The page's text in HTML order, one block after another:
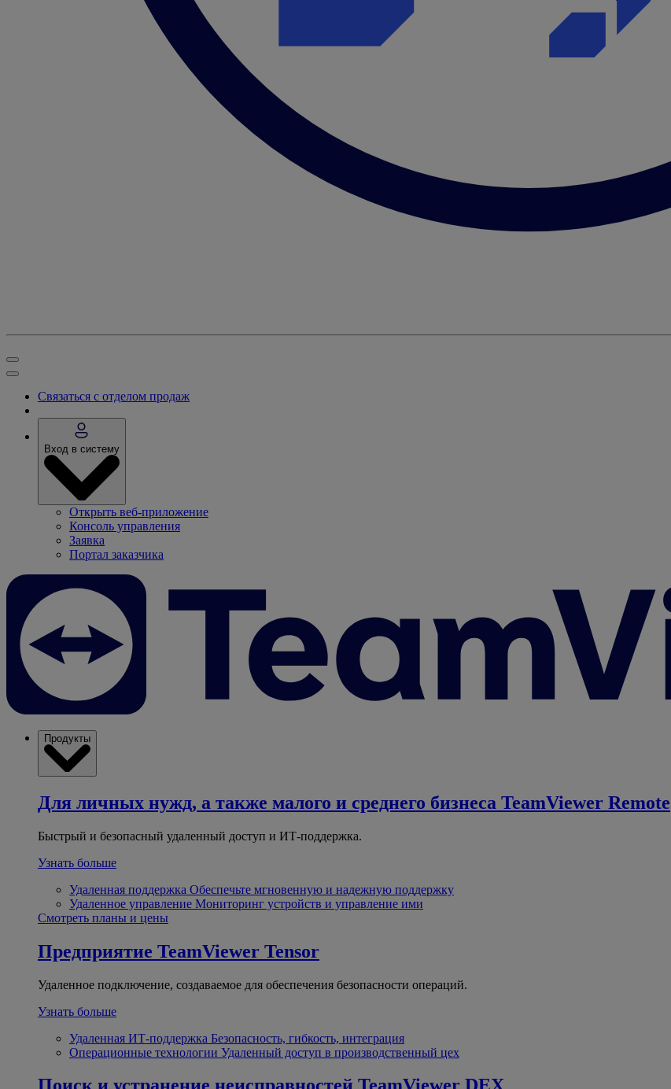
Связаться с отделом продаж
Вход в систему
Открыть веб-приложение
Консоль управления
Заявка
Портал заказчика
Продукты
Для личных нужд, а также малого и среднего бизнеса TeamViewer Remote
Быстрый и безопасный удаленный доступ и ИТ-поддержка.
Узнать больше
Удаленная поддержка Обеспечьте мгновенную и надежную поддержку
Удаленное управление Мониторинг устройств и управление ими
Смотреть планы и цены
Предприятие TeamViewer Tensor
Удаленное подключение, создаваемое для обеспечения безопасности операций.
Узнать больше
Удаленная ИТ-поддержка Безопасность, гибкость, интеграция
Операционные технологии Удаленный доступ в производственный цех